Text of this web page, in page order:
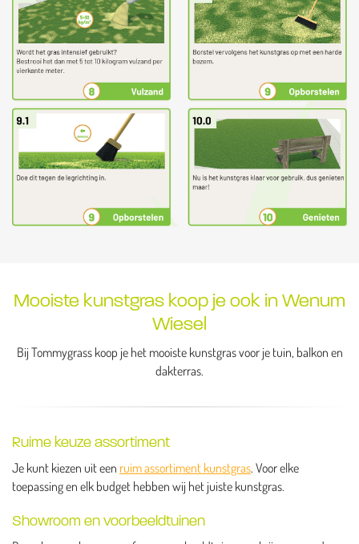
Mooiste kunstgras koop je ook in Wenum
Wiesel
Bij Tommygrass koop je het mooiste kunstgras voor je tuin, balkon en
dakterras.
Ruime keuze assortiment
Je kunt kiezen uit een ruim assortiment kunstgras. Voor elke
toepassing en elk budget hebben wij het juiste kunstgras.
Showroom en voorbeeldtuinen